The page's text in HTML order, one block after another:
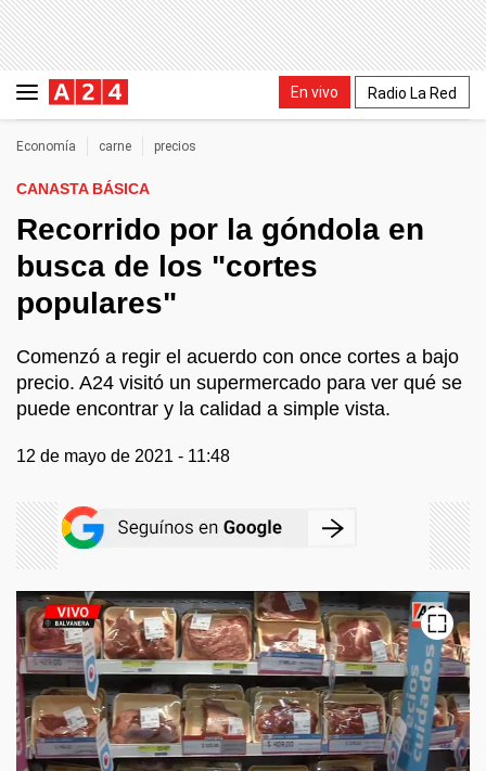
En vivo Radio La Red
Economía carne precios
CANASTA BÁSICA
Recorrido por la góndola en
busca de los "cortes
populares"
Comenzó a regir el acuerdo con once cortes a bajo
precio. A24 visitó un supermercado para ver qué se
puede encontrar y la calidad a simple vista.
12 de mayo de 2021 - 11:48